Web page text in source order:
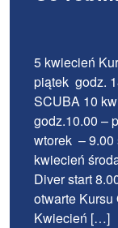
5 kwiecień
piątek godz.
SCUBA 10
godz.10.00 –
wtorek – 9.00
kwiecień
Diver start
otwarte Kursu
Kwiecień […]